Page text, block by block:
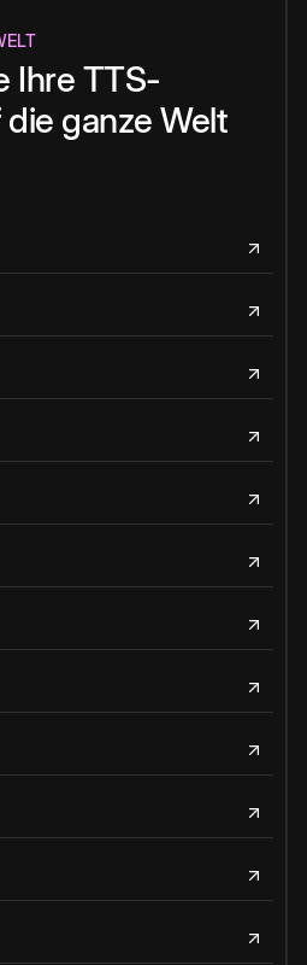
Ihre TTS-
ganze Welt